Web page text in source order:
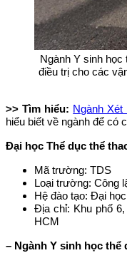
Ngành Y sinh học
điều trị cho các
>> Tìm hiểu: Ngành Xét
hiểu biết về ngành để có
Đại học Thể dục thể
Mã trường: TDS
Loại trường: Công
Hệ đào tạo: Đại
Địa chỉ: Khu phố
HCM
– Ngành Y sinh học thể